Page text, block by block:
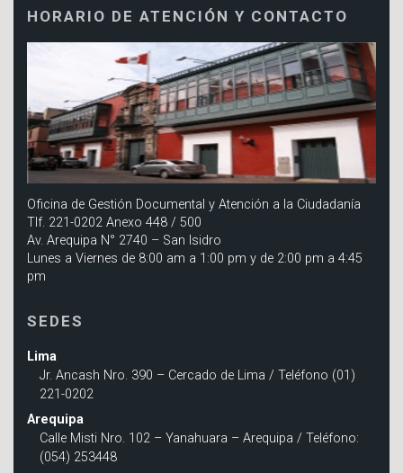
HORARIO DE ATENCIÓN Y CONTACTO
Oficina de Gestión Documental y Atención a la Ciudadanía
Tlf. 221-0202 Anexo 448 / 500
Av. Arequipa N° 2740 – San Isidro
Lunes a Viernes de 8:00 am a 1:00 pm y de 2:00 pm a 4:45
pm
SEDES
Lima
Jr. Ancash Nro. 390 – Cercado de Lima / Teléfono (01)
221-0202
Arequipa
Calle Misti Nro. 102 – Yanahuara – Arequipa / Teléfono:
(054) 253448